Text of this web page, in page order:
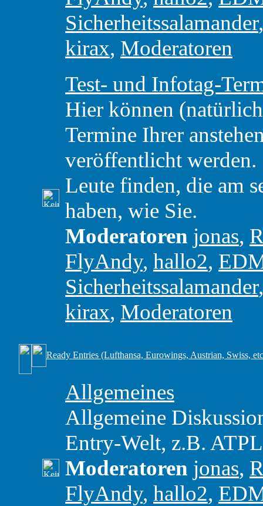
Sicherheitssalamander
kirax, Moderatoren
Test- und Infotag-
Hier können
Termine Ihrer
veröffentlicht werden.
Leute finden, die am
haben, wie Sie.
Moderatoren jonas,
FlyAndy, hallo2,
Sicherheitssalamander
kirax, Moderatoren
Ready Entries (Lufthansa, Eurowings, Austrian, Swiss,
Allgemeines
Allgemeine
Entry-Welt, z.B.
Moderatoren jonas,
FlyAndy, hallo2,